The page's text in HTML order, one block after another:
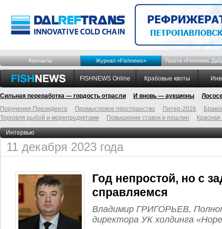
Контакты Журнал «Fishnews» Газета «Fishnews
FISHNEWS Online Крабовые квоты
Сильная переработка — гордость отрасли И вновь — аукционы
Поручения Президента
Промысловое пространство Питер-2026
Торговля рыбой и морепродуктами
Повышение ставок и пошлин
Интервью
11 декабря 2023 года
Год непростой, но с
справляемся
Владимир ГРИГОРЬЕВ,
директора УК холдинга